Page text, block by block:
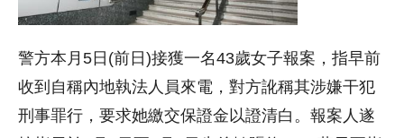
警方本月5日(前日)接獲一名43歲女子報案，指早前
收到自稱內地執法人員來電，對方訛稱其涉嫌干犯
刑事罪行，要求她繳交保證金以證清白。報案人遂